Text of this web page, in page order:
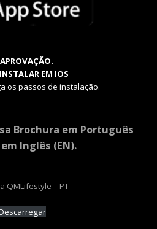
EM IOS
os passos de instalação.
Brochura em Português
Inglês (EN).
QMLifestyle – PT